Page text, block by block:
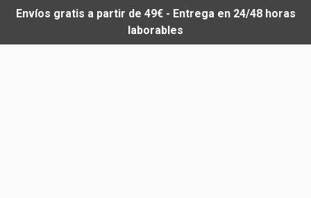
Envíos gratis a partir de 49€ - Entrega en 24/48 horas
laborables